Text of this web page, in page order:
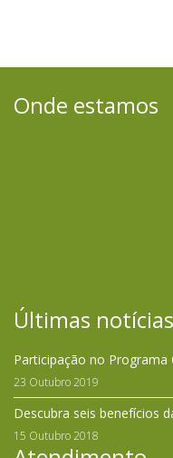
Onde estamos
Últimas notícias
Participação no Programa
23 Outubro 2019
Descubra seis benefícios
15 Outubro 2018